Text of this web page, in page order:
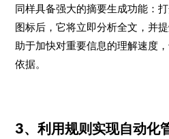
同样具备强大的摘要生成功能：
图标后，它将立即分析全文，并
助于加快对重要信息的理解速度
依据。
3、利用规则实现自动化